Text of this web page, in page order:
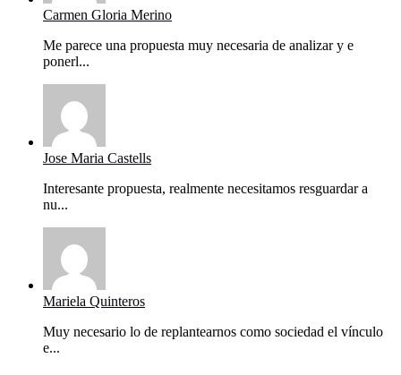
Carmen Gloria Merino
Me parece una propuesta muy necesaria de analizar y e
ponerl...
Jose Maria Castells
Interesante propuesta, realmente necesitamos resguardar a
nu...
Mariela Quinteros
Muy necesario lo de replantearnos como sociedad el vínculo
e...